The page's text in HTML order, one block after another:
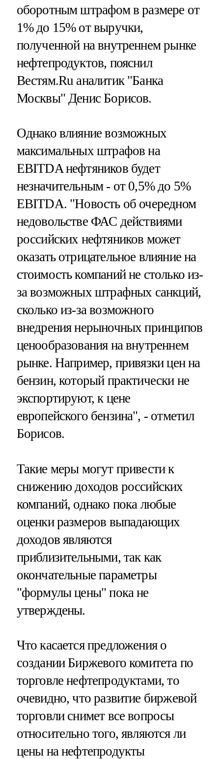
оборотным штрафом в размере от
1% до 15% от выручки,
полученной на внутреннем рынке
нефтепродуктов, пояснил
Вестям.Ru аналитик "Банка
Москвы" Денис Борисов.
Однако влияние возможных
максимальных штрафов на
EBITDA нефтяников будет
незначительным - от 0,5% до 5%
EBITDA. "Новость об очередном
недовольстве ФАС действиями
российских нефтяников может
оказать отрицательное влияние на
стоимость компаний не столько из-
за возможных штрафных санкций,
сколько из-за возможного
внедрения нерыночных принципов
ценообразования на внутреннем
рынке. Например, привязки цен на
бензин, который практически не
экспортируют, к цене
европейского бензина", - отметил
Борисов.
Такие меры могут привести к
снижению доходов российских
компаний, однако пока любые
оценки размеров выпадающих
доходов являются
приблизительными, так как
окончательные параметры
"формулы цены" пока не
утверждены.
Что касается предложения о
создании Биржевого комитета по
торговле нефтепродуктами, то
очевидно, что развитие биржевой
торговли снимет все вопросы
относительно того, являются ли
цены на нефтепродукты